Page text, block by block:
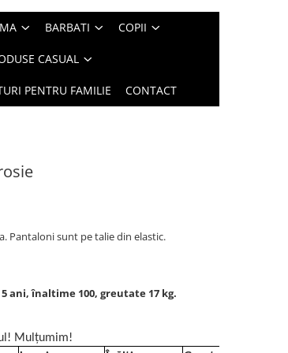
BARBATI COPII
CASUAL
PENTRU FAMILIE CONTACT
Pantaloni sunt pe talie din elastic.
ani, înaltime 100, greutate 17 kg.
Mulțumim!